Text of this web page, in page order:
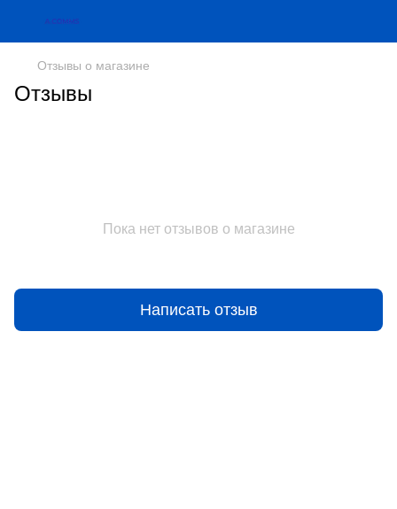
Отзывы о магазине
Отзывы
Пока нет отзывов о магазине
Написать отзыв